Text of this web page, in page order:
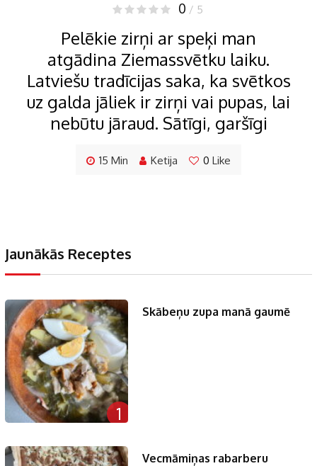
0 / 5
Pelēkie zirņi ar speķi man
atgādina Ziemassvētku laiku.
Latviešu tradīcijas saka, ka svētkos
uz galda jāliek ir zirņi vai pupas, lai
nebūtu jāraud. Sātīgi, garšīgi
15 Min Ketija 0 Like
Jaunākās Receptes
1
Skābeņu zupa manā gaumē
Vecmāmiņas rabarberu